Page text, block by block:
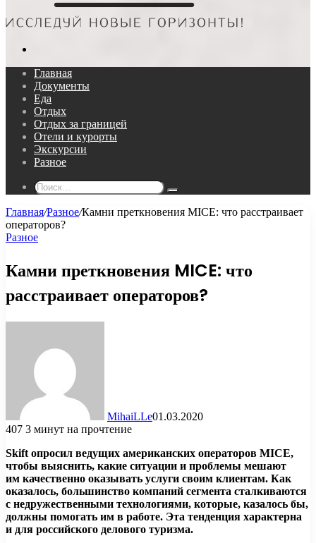
Главная
Документы
Еда
Отдых
Отдых за границей
Отели и курорты
Экскурсии
Разное
Поиск...
Главная/Разное/Камни преткновения MICE: что расстраивает
операторов?
Разное
Камни преткновения MICE: что
расстраивает операторов?
MihaiLLe01.03.2020
407 3 минут на прочтение
Skift опросил ведущих американских операторов MICE,
чтобы выяснить, какие ситуации и проблемы мешают
им качественно оказывать услуги своим клиентам. Как
оказалось, большинство компаний сегмента сталкиваются
с недружественными технологиями, которые, казалось бы,
должны помогать им в работе. Эта тенденция характерна
и для российского делового туризма.